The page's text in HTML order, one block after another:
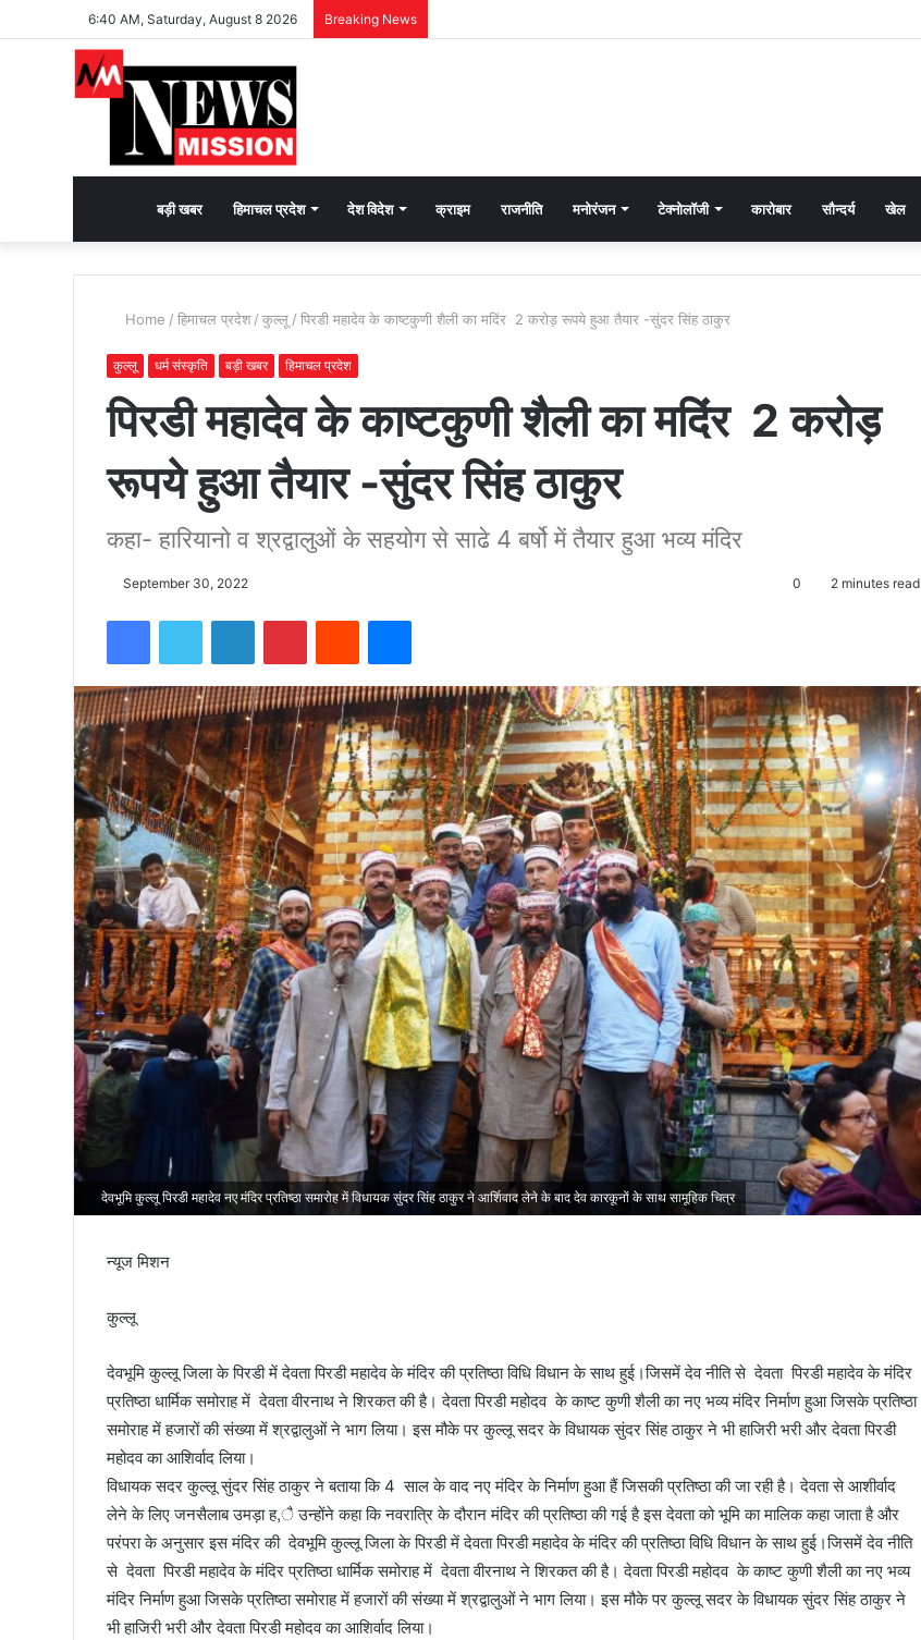
6:40 AM, Saturday, August 8 2026 Breaking News
भक्ति
भावना
जगाने
को
फीट
उंची
चोटी
पर
फहराया
तिरंगा
बड़ी खबर हिमाचल प्रदेश देश विदेश क्राइम राजनीति मनोरंजन टेक्नोलॉजी कारोबार सौन्दर्य खेल
Home / हिमाचल प्रदेश / कुल्लू / पिरडी महादेव के काष्टकुणी शैली का मदिंर 2 करोड़ रूपये हुआ तैयार -सुंदर सिंह ठाकुर
कुल्लू धर्म संस्कृति बड़ी खबर हिमाचल प्रदेश
पिरडी महादेव के काष्टकुणी शैली का मदिंर 2 करोड़
रूपये हुआ तैयार -सुंदर सिंह ठाकुर
कहा- हारियानो व श्रद्वालुओं के सहयोग से साढे 4 बर्षो में तैयार हुआ भव्य मंदिर
September 30, 2022 0 2 minutes read
देवभूमि कुल्लू पिरडी महादेव नए मंदिर प्रतिष्ठा समारोह में विधायक सुंदर सिंह ठाकुर ने आर्शिवाद लेने के बाद देव कारकूनों के साथ सामूहिक चित्र
न्यूज मिशन
कुल्लू
देवभूमि कुल्लू जिला के पिरडी में देवता पिरडी महादेव के मंदिर की प्रतिष्ठा विधि विधान के साथ हुई।जिसमें देव नीति से देवता पिरडी महादेव के मंदिर
प्रतिष्ठा धार्मिक समोराह में देवता वीरनाथ ने शिरकत की है। देवता पिरडी महोदव के काष्ट कुणी शैली का नए भव्य मंदिर निर्माण हुआ जिसके प्रतिष्ठा
समोराह में हजारों की संख्या में श्रद्वालुओं ने भाग लिया। इस मौके पर कुल्लू सदर के विधायक सुंदर सिंह ठाकुर ने भी हाजिरी भरी और देवता पिरडी
महोदव का आशिर्वाद लिया।
विधायक सदर कुल्लू सुंदर सिंह ठाकुर ने बताया कि 4 साल के वाद नए मंदिर के निर्माण हुआ हैं जिसकी प्रतिष्ठा की जा रही है। देवता से आशीर्वाद
लेने के लिए जनसैलाब उमड़ा ह,ै उन्होंने कहा कि नवरात्रि के दौरान मंदिर की प्रतिष्ठा की गई है इस देवता को भूमि का मालिक कहा जाता है और
परंपरा के अनुसार इस मंदिर की देवभूमि कुल्लू जिला के पिरडी में देवता पिरडी महादेव के मंदिर की प्रतिष्ठा विधि विधान के साथ हुई।जिसमें देव नीति
से देवता पिरडी महादेव के मंदिर प्रतिष्ठा धार्मिक समोराह में देवता वीरनाथ ने शिरकत की है। देवता पिरडी महोदव के काष्ट कुणी शैली का नए भव्य
मंदिर निर्माण हुआ जिसके प्रतिष्ठा समोराह में हजारों की संख्या में श्रद्वालुओं ने भाग लिया। इस मौके पर कुल्लू सदर के विधायक सुंदर सिंह ठाकुर ने
भी हाजिरी भरी और देवता पिरडी महोदव का आशिर्वाद लिया।